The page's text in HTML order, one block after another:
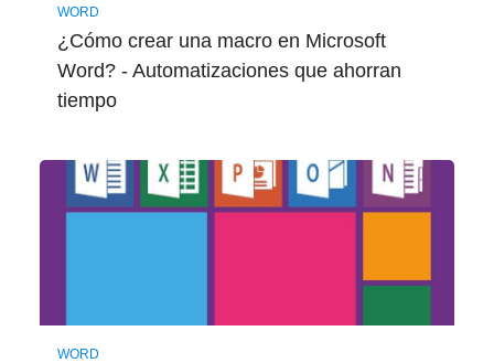
WORD
¿Cómo crear una macro en Microsoft
Word? - Automatizaciones que ahorran
tiempo
WORD